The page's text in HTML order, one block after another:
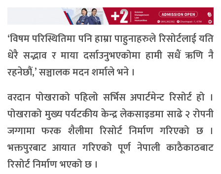
‘विषम परिस्थितिमा पनि हाम्रा पाहुनाहरुले रिसोर्टलाई यति
धेरै सद्भाव र माया दर्साउनुभएकोमा हामी सधैं ऋणि नै
रहनेछौं,’ सञ्चालक मदन शर्माले भने ।
वरदान पोखराको पहिलो सर्भिस अपार्टमेन्ट रिसोर्ट हो ।
पोखराको मुख्य पर्यटकीय केन्द्र लेकसाइडमा साढे २ रोपनी
जग्गामा फरक शैलीमा रिसोर्ट निर्माण गरिएको छ ।
भक्तपुरबाट आयात गरिएको पूर्ण नेपाली काठैकाठबाट
रिसोर्ट निर्माण भएको छ ।